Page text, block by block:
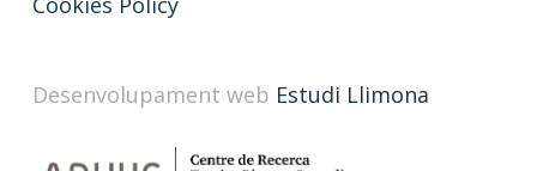
Desenvolupament web Estudi Llimona